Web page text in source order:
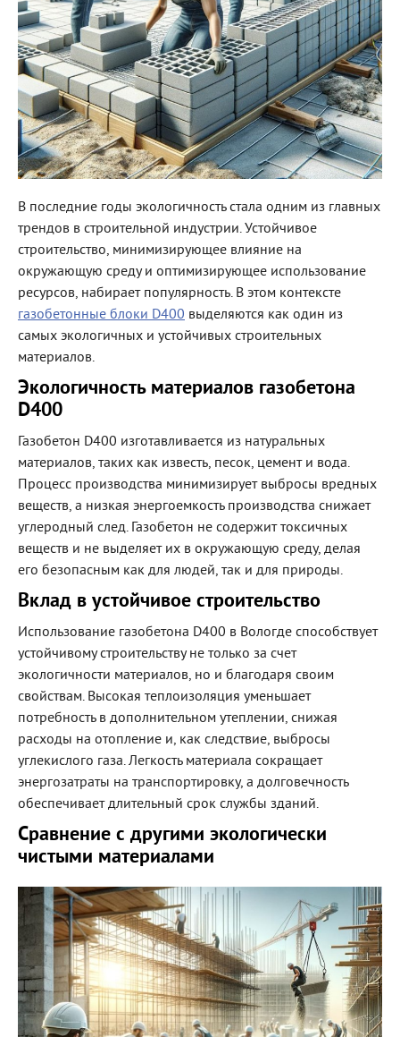
В последние годы экологичность стала одним из главных
трендов в строительной индустрии. Устойчивое
строительство, минимизирующее влияние на
окружающую среду и оптимизирующее использование
ресурсов, набирает популярность. В этом контексте
газобетонные блоки D400 выделяются как один из
самых экологичных и устойчивых строительных
материалов.
Экологичность материалов газобетона
D400
Газобетон D400 изготавливается из натуральных
материалов, таких как известь, песок, цемент и вода.
Процесс производства минимизирует выбросы вредных
веществ, а низкая энергоемкость производства снижает
углеродный след. Газобетон не содержит токсичных
веществ и не выделяет их в окружающую среду, делая
его безопасным как для людей, так и для природы.
Вклад в устойчивое строительство
Использование газобетона D400 в Вологде способствует
устойчивому строительству не только за счет
экологичности материалов, но и благодаря своим
свойствам. Высокая теплоизоляция уменьшает
потребность в дополнительном утеплении, снижая
расходы на отопление и, как следствие, выбросы
углекислого газа. Легкость материала сокращает
энергозатраты на транспортировку, а долговечность
обеспечивает длительный срок службы зданий.
Сравнение с другими экологически
чистыми материалами